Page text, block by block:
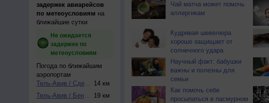
задержек авиарейсов
по метеоусловиям на
ближайшие сутки
Не ожидается
задержек по
метеоусловиям
Погода по ближайшим
аэропортам
Тель-Авив / Сде-Д... 14 км
Тель-Авив / Бен-Г...
19 км
Чай матча может помочь
аллергикам
Кудрявая шевелюра
хорошо защищает от
солнечного удара
Научный факт: бабушки
важны и полезны для
семьи
Как помочь себе
просыпаться в пасмурном